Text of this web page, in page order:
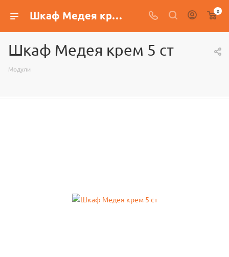
Шкаф Медея крем 5 ст 0
Шкаф Медея крем 5 ст
Модули